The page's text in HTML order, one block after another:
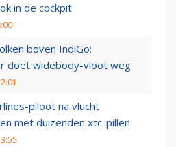
in de cockpit
boven IndiGo:
doet widebody-vloot weg
piloot na vlucht
met duizenden xtc-pillen